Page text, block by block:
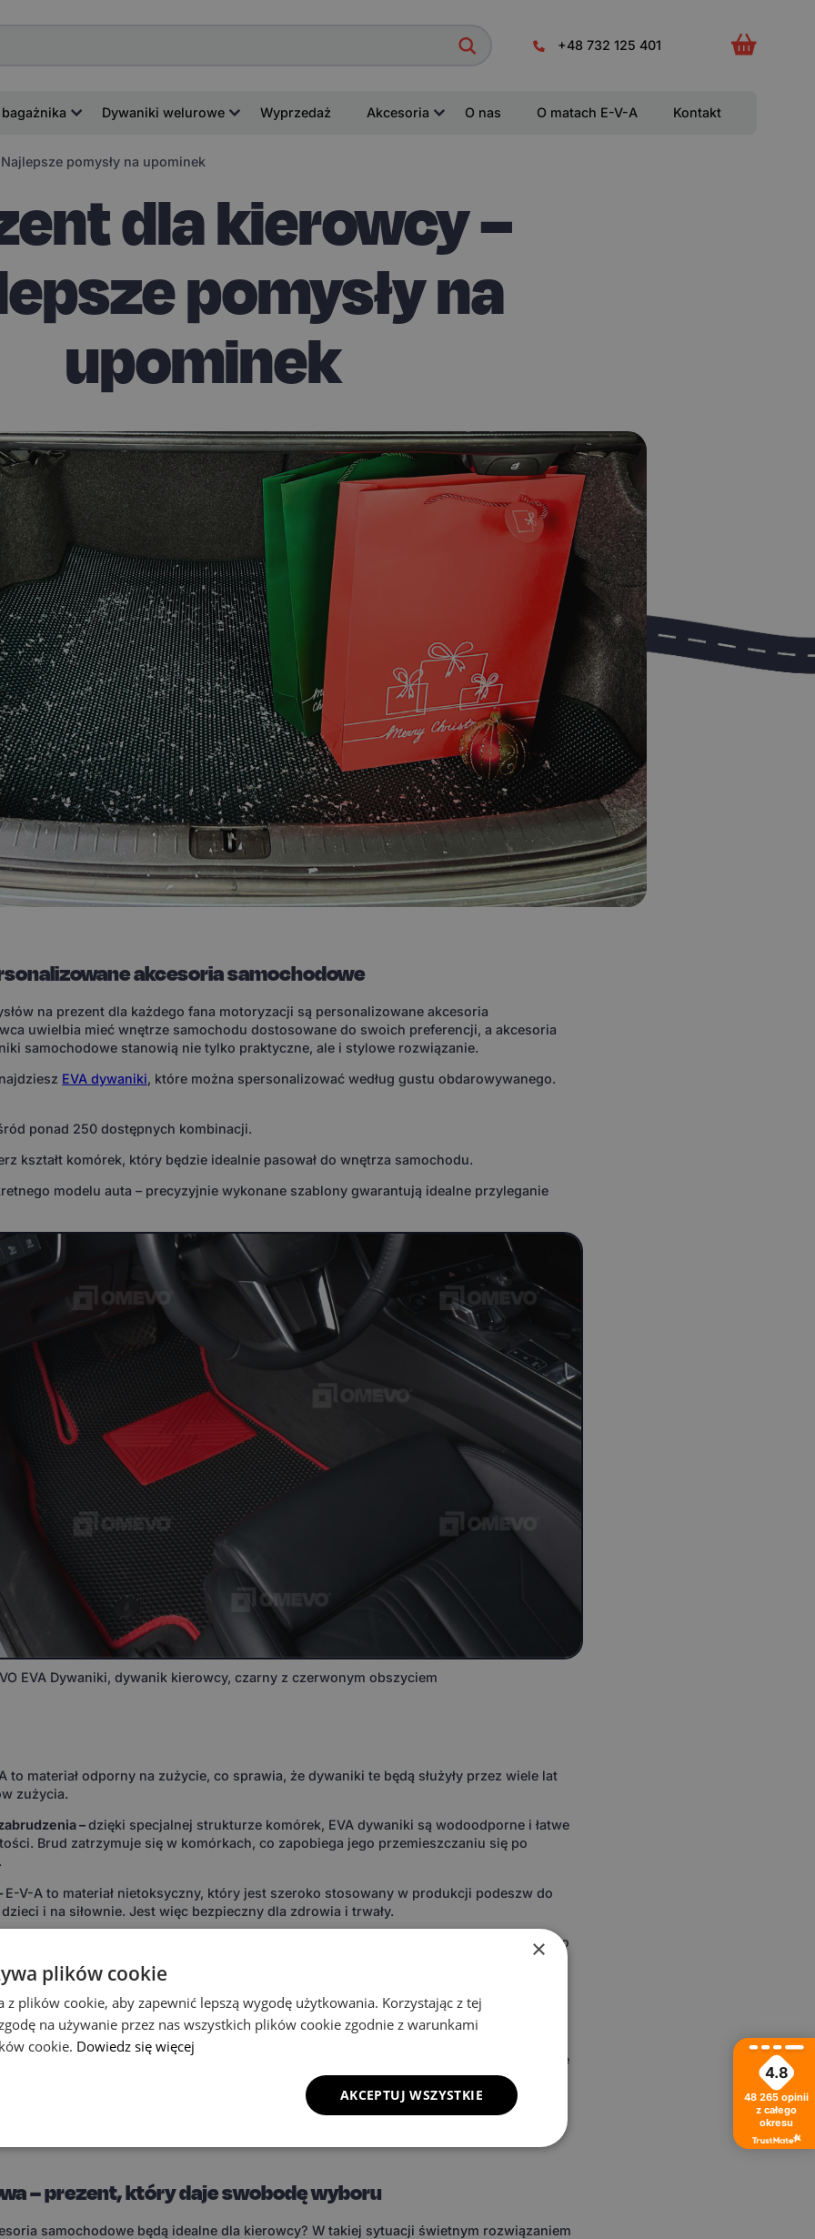
+48 732 125 401
Dywaniki welurowe Wyprzedaż Akcesoria O nas O matach E-V-A Kontakt
pomysły na upominek
dla kierowcy –
pomysły na
upominek
akcesoria samochodowe
na prezent dla każdego fana motoryzacji są personalizowane akcesoria
uwielbia mieć wnętrze samochodu dostosowane do swoich preferencji, a akcesoria
samochodowe stanowią nie tylko praktyczne, ale i stylowe rozwiązanie.
EVA dywaniki, które można spersonalizować według gustu obdarowywanego.
ponad 250 dostępnych kombinacji.
kształt komórek, który będzie idealnie pasował do wnętrza samochodu.
modelu auta – precyzyjnie wykonane szablony gwarantują idealne przyleganie
EVA Dywaniki, dywanik kierowcy, czarny z czerwonym obszyciem
to materiał odporny na zużycie, co sprawia, że dywaniki te będą służyły przez wiele lat
zużycia.
–dzięki specjalnej strukturze komórek, EVA dywaniki są wodoodporne i łatwe
Brud zatrzymuje się w komórkach, co zapobiega jego przemieszczaniu się po
E-V-A to materiał nietoksyczny, który jest szeroko stosowany w produkcji podeszw do
i na siłownie. Jest więc bezpieczny dla zdrowia i trwały.
wystarczy kilka minut, aby wytrzepać lub umyć dywanik i przywrócić go do pierwotnego
łatwo utrzymują się w strukturze komórek, co sprawia, że brud nie rozprzestrzenia się
–EVA dywaniki wytrzymują ekstremalne warunki, od -50°C do +50°C, co czyni je
zarówno na upalne lata, jak i mroźne zimy.
personalizacji koloru i wzoru komórek sprawia, że wnętrze samochodu zyskuje
kierowca będzie mógł dostosować wybrane akcesoria do swojego pojazdu, a cały
zabawą, która pozwala wyrazić swoją osobowość.
– prezent, który daje swobodę wyboru
samochodowe będą idealne dla kierowcy? W takiej sytuacji świetnym rozwiązaniem
4.8
48 265 opinii
z całego
okresu
×
plików cookie
z plików cookie, aby zapewnić lepszą wygodę użytkowania. Korzystając z tej
na używanie przez nas wszystkich plików cookie zgodnie z warunkami
cookie. Dowiedz się więcej
AKCEPTUJ WSZYSTKIE